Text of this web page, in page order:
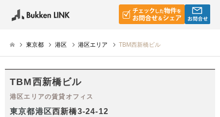
東京都 港区 港区エリア TBM西新橋ビル
TBM西新橋ビル
港区エリアの賃貸オフィス
東京都港区西新橋3-24-12